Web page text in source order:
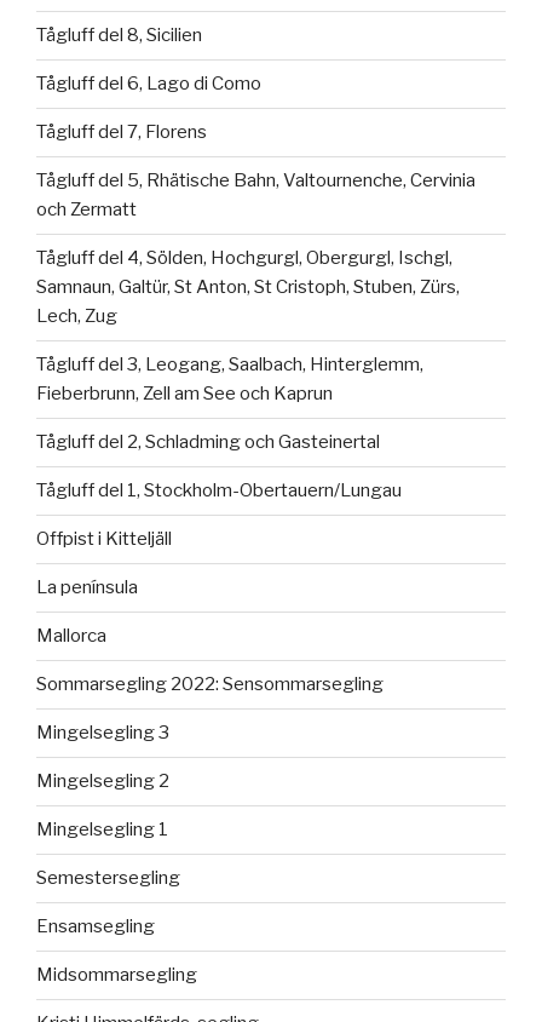
Tågluff del 8, Sicilien
Tågluff del 6, Lago di Como
Tågluff del 7, Florens
Tågluff del 5, Rhätische Bahn, Valtournenche, Cervinia
och Zermatt
Tågluff del 4, Sölden, Hochgurgl, Obergurgl, Ischgl,
Samnaun, Galtür, St Anton, St Cristoph, Stuben, Zürs,
Lech, Zug
Tågluff del 3, Leogang, Saalbach, Hinterglemm,
Fieberbrunn, Zell am See och Kaprun
Tågluff del 2, Schladming och Gasteinertal
Tågluff del 1, Stockholm-Obertauern/Lungau
Offpist i Kitteljäll
La península
Mallorca
Sommarsegling 2022: Sensommarsegling
Mingelsegling 3
Mingelsegling 2
Mingelsegling 1
Semestersegling
Ensamsegling
Midsommarsegling